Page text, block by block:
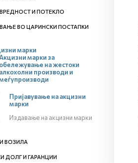
И ПОТЕКЛО
ВО ЦАРИНСКИ ПОСТАПКИ
марки
марки за
обележување на жестоки
алкохолни производи и
Пријавување на акцизни
марки
Издавање на акцизни марки
ВОЗИЛА
ДОЛГ И ГАРАНЦИИ